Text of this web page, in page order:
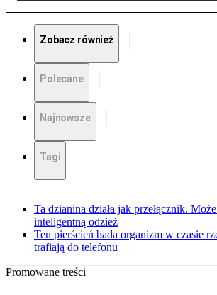
Zobacz również
Polecane
Najnowsze
Tagi
Ta dzianina działa jak przełącznik.
inteligentną odzież
Ten pierścień bada organizm w czasie
trafiają do telefonu
Promowane treści